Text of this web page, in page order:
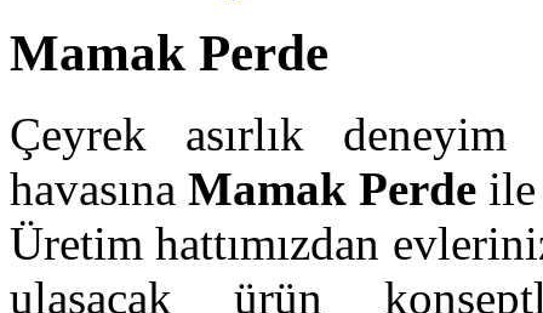
Mamak Perde
Çeyrek asırlık deneyim
havasına Mamak Perde ile
Üretim hattımızdan
ulaşacak ürün